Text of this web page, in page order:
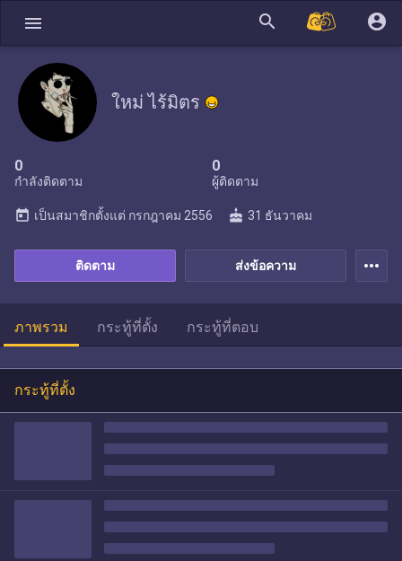
menu search account_circle
ใหม่ ไร้มิตร
0
กำลังติดตาม
0
ผู้ติดตาม
ส่งข้อความ
ติดตาม
today เป็นสมาชิกตั้งแต่ กรกฎาคม 2556 cake 31 ธันวาคม
more_horiz
ภาพรวม กระทู้ที่ตั้ง กระทู้ที่ตอบ
กระทู้ที่ตั้ง